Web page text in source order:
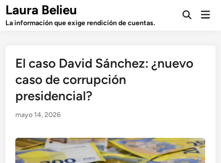
Saltar
contenido
Laura Belieu
La información que exige rendición de cuentas.
Abrir
El caso David Sánchez: ¿nuevo
caso de corrupción
presidencial?
mayo 14, 2026